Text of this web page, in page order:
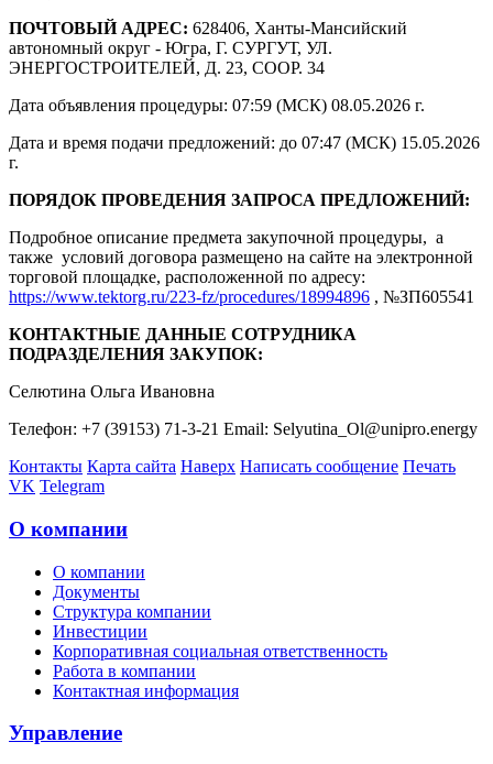
ПОЧТОВЫЙ АДРЕС: 628406, Ханты-Мансийский
автономный округ - Югра, Г. СУРГУТ, УЛ.
ЭНЕРГОСТРОИТЕЛЕЙ, Д. 23, СООР. 34
Дата объявления процедуры: 07:59 (МСК) 08.05.2026 г.
Дата и время подачи предложений: до 07:47 (МСК) 15.05.2026
г.
ПОРЯДОК ПРОВЕДЕНИЯ ЗАПРОСА ПРЕДЛОЖЕНИЙ:
Подробное описание предмета закупочной процедуры, а
также условий договора размещено на сайте на электронной
торговой площадке, расположенной по адресу:
https://www.tektorg.ru/223-fz/procedures/18994896 , №ЗП605541
КОНТАКТНЫЕ ДАННЫЕ СОТРУДНИКА
ПОДРАЗДЕЛЕНИЯ ЗАКУПОК:
Селютина Ольга Ивановна
Телефон: +7 (39153) 71-3-21 Email: Selyutina_Ol@unipro.energy
Контакты Карта сайта Наверх Написать сообщение Печать
VK Telegram
О компании
О компании
Документы
Структура компании
Инвестиции
Корпоративная социальная ответственность
Работа в компании
Контактная информация
Управление